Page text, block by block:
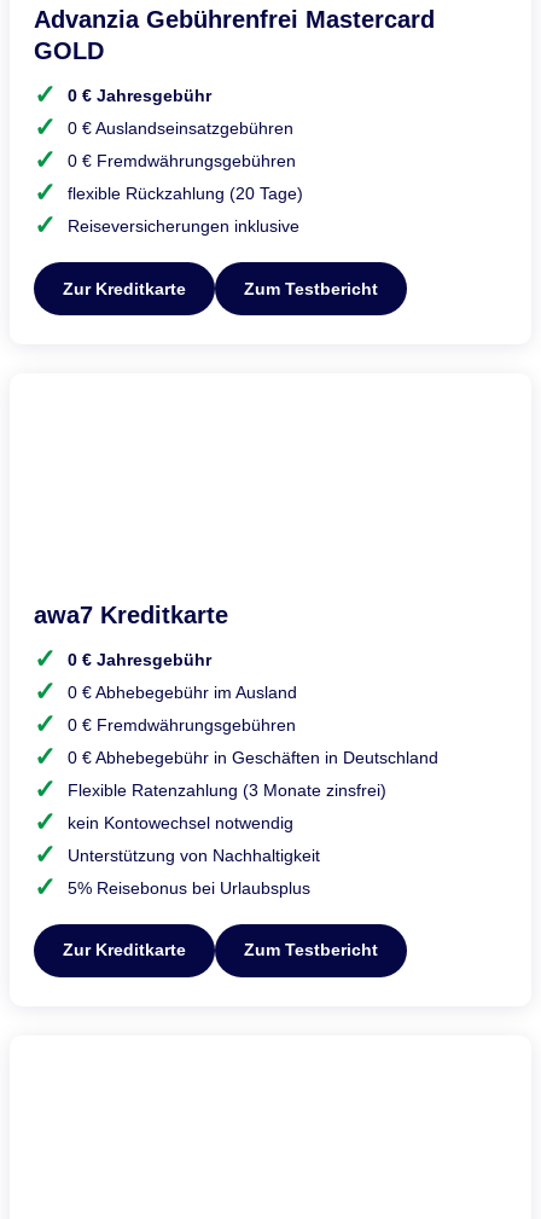
Advanzia Gebührenfrei Mastercard
GOLD
0 € Jahresgebühr
0 € Auslandseinsatzgebühren
0 € Fremdwährungsgebühren
flexible Rückzahlung (20 Tage)
Reiseversicherungen inklusive
Zur Kreditkarte Zum Testbericht
awa7 Kreditkarte
0 € Jahresgebühr
0 € Abhebegebühr im Ausland
0 € Fremdwährungsgebühren
0 € Abhebegebühr in Geschäften in Deutschland
Flexible Ratenzahlung (3 Monate zinsfrei)
kein Kontowechsel notwendig
Unterstützung von Nachhaltigkeit
5% Reisebonus bei Urlaubsplus
Zur Kreditkarte Zum Testbericht